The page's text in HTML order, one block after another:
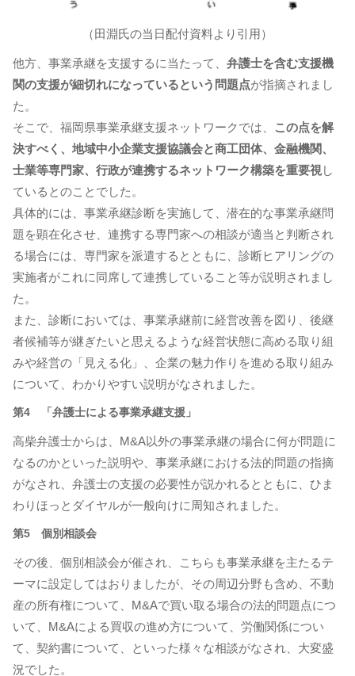
（田淵氏の当日配付資料より引用）
他方、事業承継を支援するに当たって、 弁護士を含む支援機
関の支援が細切れになっているという問題点が指摘されまし
た。
そこで、福岡県事業承継支援ネットワークでは、
この点を解
決すべく、地域中小企業支援協議会と商工団体、金融機関、
士業等専門家、行政が連携するネットワーク構築を重要視し
ているとのことでした。
具体的には、事業承継診断を実施して、潜在的な事業承継問
題を顕在化させ、連携する専門家への相談が適当と判断され
る場合には、専門家を派遣するとともに、診断ヒアリングの
実施者がこれに同席して連携していること等が説明されまし
た。
また、診断においては、事業承継前に経営改善を図り、後継
者候補等が継ぎたいと思えるような経営状態に高める取り組
みや経営の「見える化」、企業の魅力作りを進める取り組み
について、わかりやすい説明がなされました。
第4 「弁護士による事業承継支援」
高柴弁護士からは、M&A以外の事業承継の場合に何が問題に
なるのかといった説明や、事業承継における法的問題の指摘
がなされ、弁護士の支援の必要性が説かれるとともに、ひま
わりほっとダイヤルが一般向けに周知されました。
第5 個別相談会
その後、個別相談会が催され、こちらも事業承継を主たるテ
ーマに設定してはおりましたが、その周辺分野も含め、不動
産の所有権について、M&Aで買い取る場合の法的問題点につ
いて、M&Aによる買収の進め方について、労働関係につい
て、契約書について、といった様々な相談がなされ、大変盛
況でした。